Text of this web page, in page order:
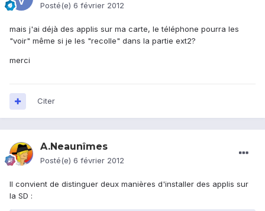
Posté(e) 6 février 2012
mais j'ai déjà des applis sur ma carte, le téléphone pourra les
"voir" même si je les "recolle" dans la partie ext2?
merci
Citer
A.Neaunîmes
Posté(e) 6 février 2012
Il convient de distinguer deux manières d'installer des applis sur
la SD :